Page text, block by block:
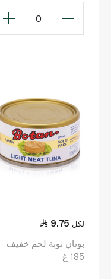
0
9.75 لكل
بوتان تونة لحم خفيف
185 غ